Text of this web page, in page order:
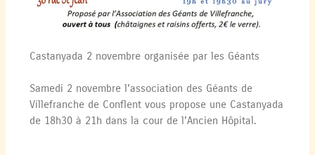
Castanyada 2 novembre organisée par les Géants
Samedi 2 novembre l’association des Géants de
Villefranche de Conflent vous propose une Castanyada
de 18h30 à 21h dans la cour de l’Ancien Hôpital.